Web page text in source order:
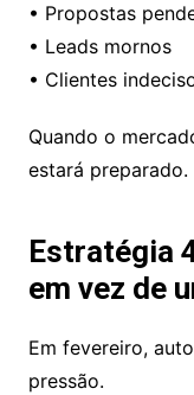
• Propostas
• Leads mornos
• Clientes
Quando o
estará preparado.
Estratégia
em vez de
Em fevereiro,
pressão.